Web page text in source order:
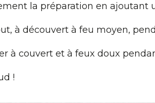
la préparation en ajoutant
à découvert à feu moyen,
à couvert et à feux doux
!